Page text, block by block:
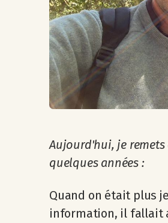
Aujourd'hui, je
quelques années :
Quand on était plus
information, il fallait